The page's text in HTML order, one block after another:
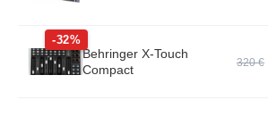
-32%
Behringer X-Touch
Compact
320 €